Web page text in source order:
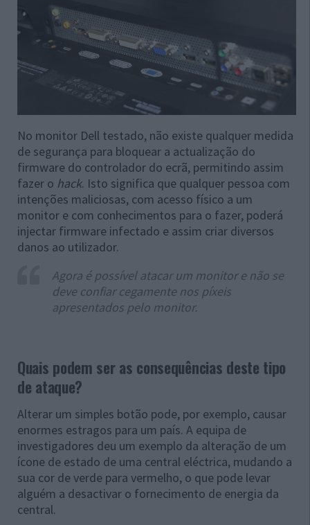
No monitor Dell testado, não existe qualquer medida
de segurança para bloquear a actualização do
firmware do controlador do ecrã, permitindo assim
fazer o hack. Isto significa que qualquer pessoa com
intenções maliciosas, com acesso físico a um
monitor e com conhecimentos para o fazer, poderá
injectar firmware infectado e assim criar diversos
danos ao utilizador.
Agora é possível atacar um monitor e não se
deve confiar cegamente nos píxeis
apresentados pelo monitor.
Quais podem ser as consequências deste tipo
de ataque?
Alterar um simples botão pode, por exemplo, causar
enormes estragos para um país. A equipa de
investigadores deu um exemplo da alteração de um
ícone de estado de uma central eléctrica, mudando a
sua cor de verde para vermelho, o que pode levar
alguém a desactivar o fornecimento de energia da
central.